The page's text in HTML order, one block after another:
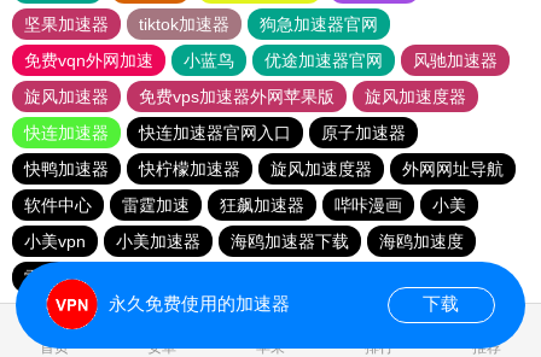
坚果加速器
tiktok加速器
狗急加速器官网
免费vqn外网加速
小蓝鸟 优途加速器官网
风驰加速器
旋风加速器
免费vps加速器外网苹果版
旋风加速度器
快连加速器
快连加速器官网入口
原子加速器
快鸭加速器
快柠檬加速器 旋风加速度器
外网网址导航
软件中心
雷霆加速 狂飙加速器 哔咔漫画
小美
小美vpn
小美加速器 海鸥加速器下载
海鸥加速度
雷霆加速下载
首页 安卓 苹果 排行 推荐
永久免费使用的加速器 下载
0.113353s